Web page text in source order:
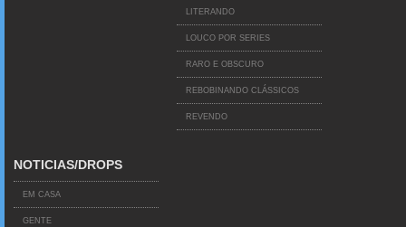
LITERANDO
LOUCO POR SERIES
RARO E OBSCURO
REBOBINANDO CLÁSSICOS
REVENDO
NOTICIAS/DROPS
EM CASA
GENTE